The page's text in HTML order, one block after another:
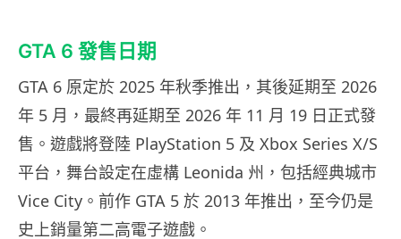
GTA 6 發售日期
GTA 6 原定於 2025 年秋季推出，其後延期至 2026
年 5 月，最終再延期至 2026 年 11 月 19 日正式發
售。遊戲將登陸 PlayStation 5 及 Xbox Series X/S
平台，舞台設定在虛構 Leonida 州，包括經典城市
Vice City。前作 GTA 5 於 2013 年推出，至今仍是
史上銷量第二高電子遊戲。